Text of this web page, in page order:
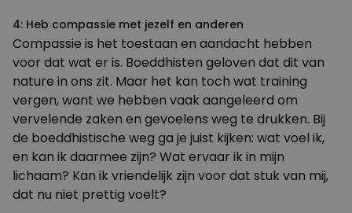
4: Heb compassie met jezelf en anderen
Compassie is het toestaan en aandacht hebben
voor dat wat er is. Boeddhisten geloven dat dit van
nature in ons zit. Maar het kan toch wat training
vergen, want we hebben vaak aangeleerd om
vervelende zaken en gevoelens weg te drukken. Bij
de boeddhistische weg ga je juist kijken: wat voel ik,
en kan ik daarmee zijn? Wat ervaar ik in mijn
lichaam? Kan ik vriendelijk zijn voor dat stuk van mij,
dat nu niet prettig voelt?